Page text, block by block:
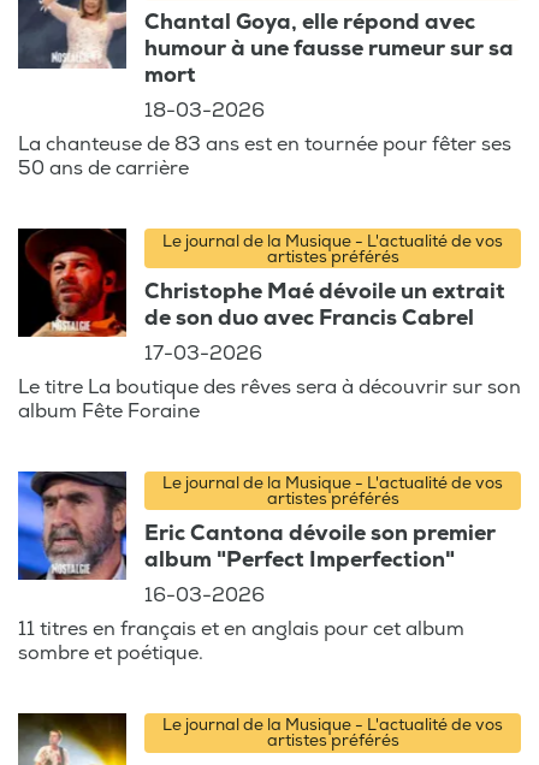
Chantal Goya, elle répond avec
humour à une fausse rumeur sur sa
mort
18-03-2026
La chanteuse de 83 ans est en tournée pour fêter ses
50 ans de carrière
Le journal de la Musique - L'actualité de vos
artistes préférés
Christophe Maé dévoile un extrait
de son duo avec Francis Cabrel
17-03-2026
Le titre La boutique des rêves sera à découvrir sur son
album Fête Foraine
Le journal de la Musique - L'actualité de vos
artistes préférés
Eric Cantona dévoile son premier
album "Perfect Imperfection"
16-03-2026
11 titres en français et en anglais pour cet album
sombre et poétique.
Le journal de la Musique - L'actualité de vos
artistes préférés